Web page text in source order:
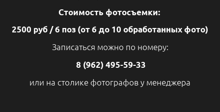
Стоимость фотосъемки:
2500 руб / 6 поз (от 6 до 10 обработанных фото)
Записаться можно по номеру:
8 (962) 495-59-33
или на столике фотографов у менеджера